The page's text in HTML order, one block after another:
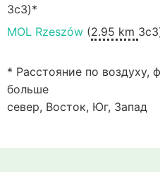
ЗсЗ)*
MOL Rzeszów (2.95 km
* Расстояние по воздуху,
больше
север, Восток, Юг, Запад